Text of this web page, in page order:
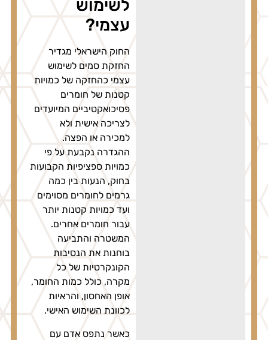
לשימוש
עצמי?
החוק הישראלי מגדיר
החזקת סמים לשימוש
עצמי כהחזקה של כמויות
קטנות של חומרים
פסיכואקטיביים המיועדים
לצריכה אישית ולא
למכירה או הפצה.
ההגדרה נקבעת על פי
כמויות ספציפיות הקבועות
בחוק, הנעות בין כמה
גרמים לחומרים מסוימים
ועד כמויות קטנות יותר
עבור חומרים אחרים.
המשטרה והתביעה
בוחנות את הנסיבות
הקונקרטיות של כל
מקרה, כולל כמות החומר,
אופן האחסון, והראיות
לכוונת השימוש האישי.
כאשר נתפס אדם עם